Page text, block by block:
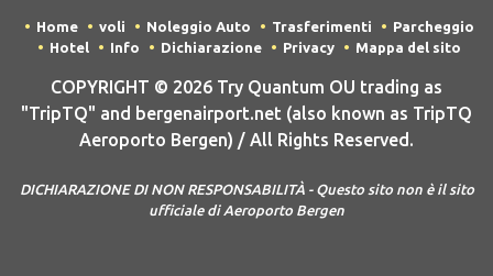
Home voli Noleggio Auto Trasferimenti
Parcheggio
Hotel
Info Dichiarazione Privacy Mappa del sito
COPYRIGHT © 2026 Try Quantum OU trading as
"TripTQ" and bergenairport.net (also known as TripTQ
Aeroporto Bergen) / All Rights Reserved.
DICHIARAZIONE DI NON RESPONSABILITÀ - Questo sito non è il sito
ufficiale di Aeroporto Bergen